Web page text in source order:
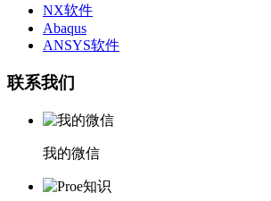
NX软件
Abaqus
ANSYS软件
联系我们
我的微信